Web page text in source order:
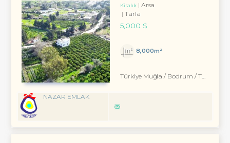
Kiralık
Arsa
Tarla
5,000 $
8,000m²
Türkiye Muğla / Bodrum / Turgutreis
NAZAR EMLAK